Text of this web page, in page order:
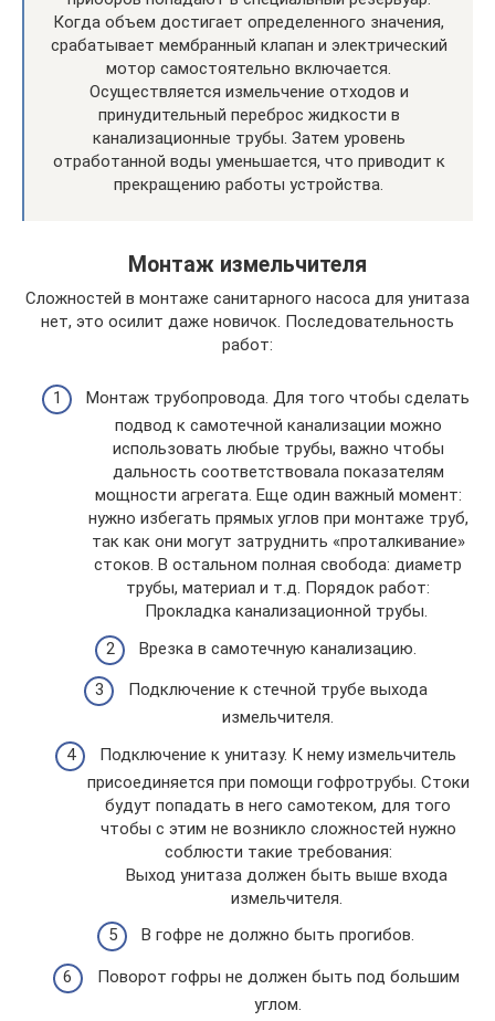
Когда объем достигает определенного значения,
срабатывает мембранный клапан и электрический
мотор самостоятельно включается.
Осуществляется измельчение отходов и
принудительный переброс жидкости в
канализационные трубы. Затем уровень
отработанной воды уменьшается, что приводит к
прекращению работы устройства.
Монтаж измельчителя
Сложностей в монтаже санитарного насоса для унитаза
нет, это осилит даже новичок. Последовательность
работ:
Монтаж трубопровода. Для того чтобы сделать
подвод к самотечной канализации можно
использовать любые трубы, важно чтобы
дальность соответствовала показателям
мощности агрегата. Еще один важный момент:
нужно избегать прямых углов при монтаже труб,
так как они могут затруднить «проталкивание»
стоков. В остальном полная свобода: диаметр
трубы, материал и т.д. Порядок работ:
Прокладка канализационной трубы.
Врезка в самотечную канализацию.
Подключение к стечной трубе выхода
измельчителя.
Подключение к унитазу. К нему измельчитель
присоединяется при помощи гофротрубы. Стоки
будут попадать в него самотеком, для того
чтобы с этим не возникло сложностей нужно
соблюсти такие требования:
Выход унитаза должен быть выше входа
измельчителя.
В гофре не должно быть прогибов.
Поворот гофры не должен быть под большим
углом.